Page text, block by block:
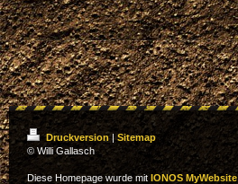
Druckversion| Sitemap
© Willi Gallasch
Diese Homepage wurde mit IONOS MyWebsite